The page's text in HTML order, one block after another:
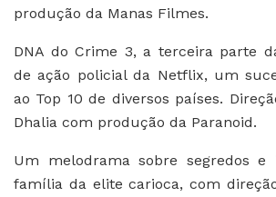
produção da Manas Filmes.
DNA do Crime 3, a terceira parte
de ação policial da Netflix, um
ao Top 10 de diversos países.
Dhalia com produção da Paranoid.
Um melodrama sobre segredos
família da elite carioca, com